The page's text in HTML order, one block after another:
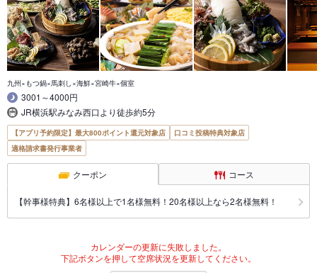
九州×もつ鍋×馬刺し×海鮮×宮崎牛×個室
3001～4000円
JR横浜駅みなみ西口より徒歩約5分
【アプリ予約限定】最大800ポイント還元対象店
口コミ投稿特典対象店
適格請求書発行事業者
クーポン コース
【幹事様特典】6名様以上で1名様無料！20名様以上なら2名様無料！
カレンダーの更新に失敗しました。
下記ボタンを押して空席状況を更新してください。